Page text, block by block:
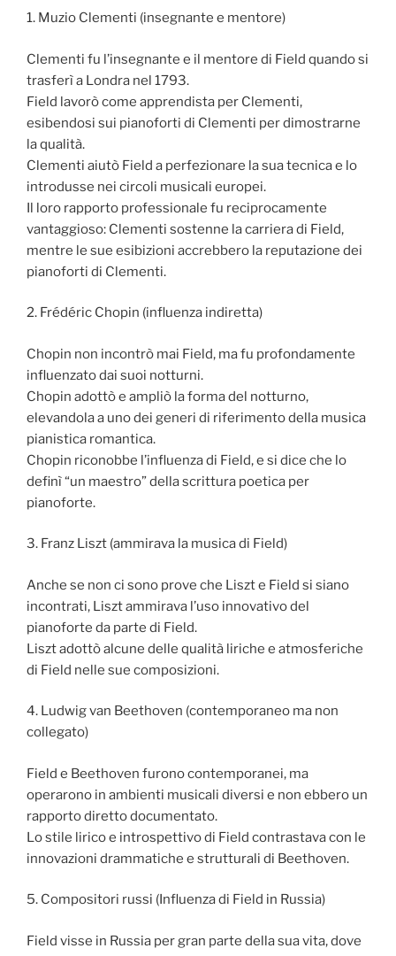
1. Muzio Clementi (insegnante e mentore)
Clementi fu l’insegnante e il mentore di Field quando si
trasferì a Londra nel 1793.
Field lavorò come apprendista per Clementi,
esibendosi sui pianoforti di Clementi per dimostrarne
la qualità.
Clementi aiutò Field a perfezionare la sua tecnica e lo
introdusse nei circoli musicali europei.
Il loro rapporto professionale fu reciprocamente
vantaggioso: Clementi sostenne la carriera di Field,
mentre le sue esibizioni accrebbero la reputazione dei
pianoforti di Clementi.
2. Frédéric Chopin (influenza indiretta)
Chopin non incontrò mai Field, ma fu profondamente
influenzato dai suoi notturni.
Chopin adottò e ampliò la forma del notturno,
elevandola a uno dei generi di riferimento della musica
pianistica romantica.
Chopin riconobbe l’influenza di Field, e si dice che lo
definì “un maestro” della scrittura poetica per
pianoforte.
3. Franz Liszt (ammirava la musica di Field)
Anche se non ci sono prove che Liszt e Field si siano
incontrati, Liszt ammirava l’uso innovativo del
pianoforte da parte di Field.
Liszt adottò alcune delle qualità liriche e atmosferiche
di Field nelle sue composizioni.
4. Ludwig van Beethoven (contemporaneo ma non
collegato)
Field e Beethoven furono contemporanei, ma
operarono in ambienti musicali diversi e non ebbero un
rapporto diretto documentato.
Lo stile lirico e introspettivo di Field contrastava con le
innovazioni drammatiche e strutturali di Beethoven.
5. Compositori russi (Influenza di Field in Russia)
Field visse in Russia per gran parte della sua vita, dove